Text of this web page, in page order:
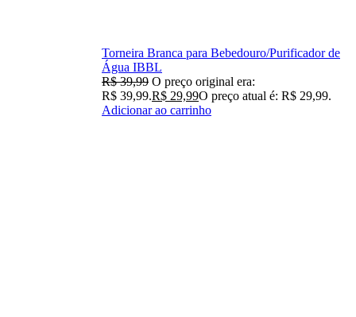
Torneira Branca para Bebedouro/Purificador de
Água IBBL
R$39,99 O preço original era:
R$ 39,99.R$ 29,99O preço atual é: R$ 29,99.
Adicionar ao carrinho